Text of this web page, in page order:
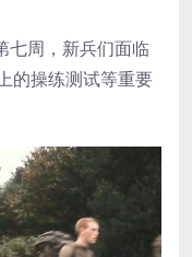
七周，新兵们面临
的操练测试等重要